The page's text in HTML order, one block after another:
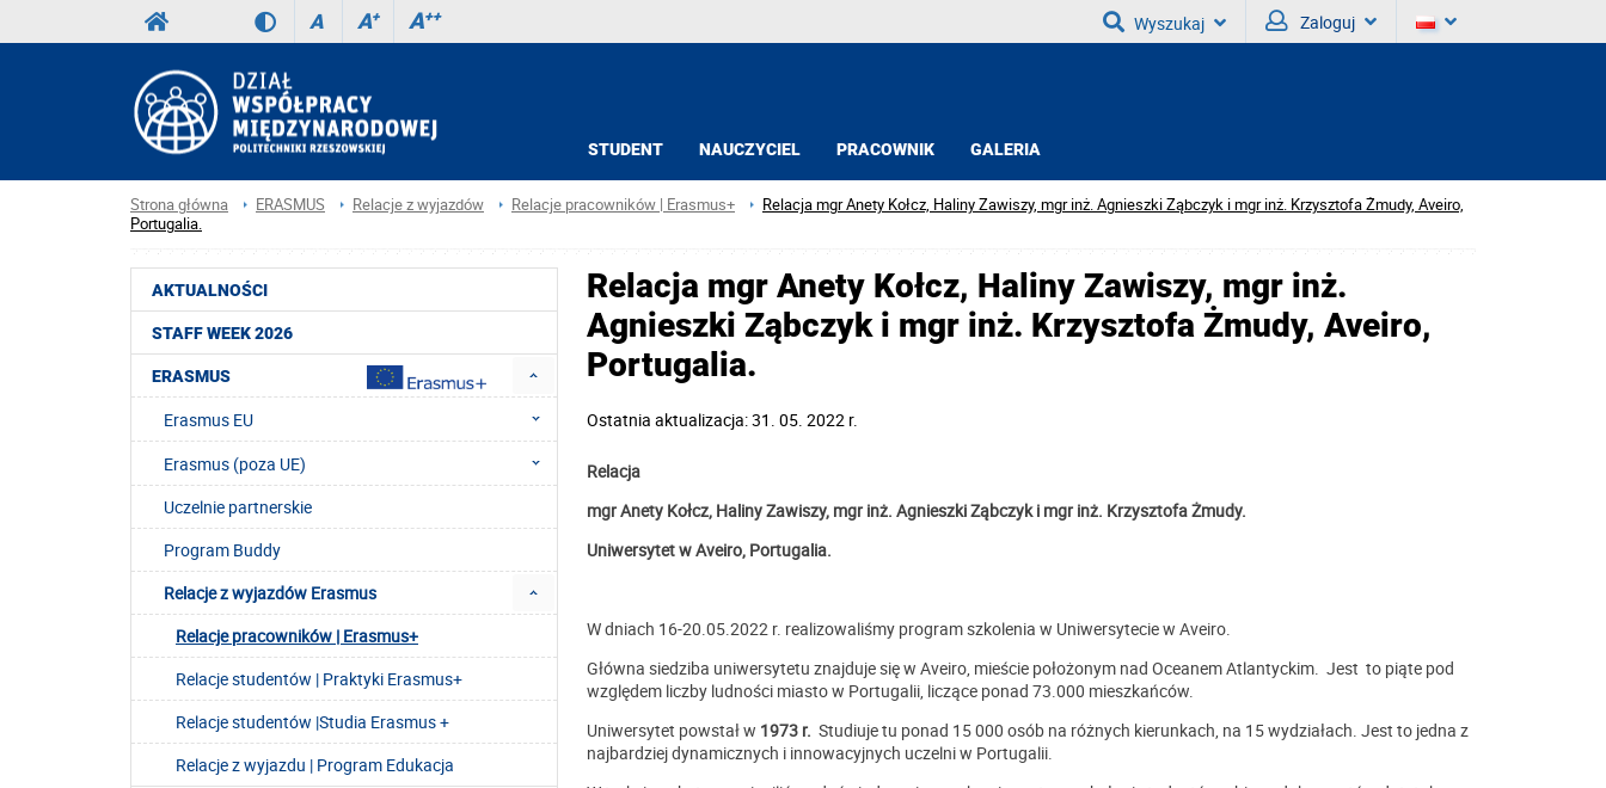
A A+ A++ Wyszukaj Zaloguj
STUDENT NAUCZYCIEL PRACOWNIK GALERIA
Strona główna ERASMUS Relacje z wyjazdów Relacje pracowników | Erasmus+
Relacja mgr Anety Kołcz, Haliny Zawiszy, mgr inż. Agnieszki Ząbczyk i mgr inż. Krzysztofa Żmudy, Aveiro,
Portugalia.
AKTUALNOŚCI
STAFF WEEK 2026
ERASMUS
Erasmus EU
Erasmus (poza UE)
Uczelnie partnerskie
Program Buddy
Relacje z wyjazdów Erasmus
Relacje pracowników | Erasmus+
Relacje studentów | Praktyki Erasmus+
Relacje studentów |Studia Erasmus +
Relacje z wyjazdu | Program Edukacja
Relacja mgr Anety Kołcz, Haliny Zawiszy, mgr inż.
Agnieszki Ząbczyk i mgr inż. Krzysztofa Żmudy, Aveiro,
Portugalia.
Ostatnia aktualizacja: 31. 05. 2022 r.
Relacja
mgr Anety Kołcz, Haliny Zawiszy, mgr inż. Agnieszki Ząbczyk i mgr inż. Krzysztofa Żmudy.
Uniwersytet w Aveiro, Portugalia.
W dniach 16-20.05.2022 r. realizowaliśmy program szkolenia w Uniwersytecie w Aveiro.
Główna siedziba uniwersytetu znajduje się w Aveiro, mieście położonym nad Oceanem Atlantyckim. Jest to piąte pod
względem liczby ludności miasto w Portugalii, liczące ponad 73.000 mieszkańców.
Uniwersytet powstał w 1973 r. Studiuje tu ponad 15 000 osób na różnych kierunkach, na 15 wydziałach. Jest to jedna z
najbardziej dynamicznych i innowacyjnych uczelni w Portugalii.